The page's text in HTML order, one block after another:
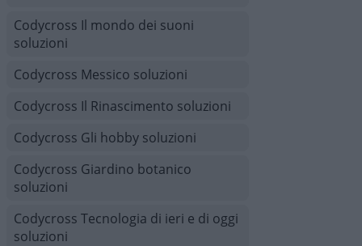
Codycross Il mondo dei suoni
soluzioni
Codycross Messico soluzioni
Codycross Il Rinascimento soluzioni
Codycross Gli hobby soluzioni
Codycross Giardino botanico
soluzioni
Codycross Tecnologia di ieri e di oggi
soluzioni